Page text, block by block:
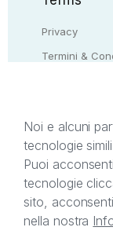
Privacy
Termini &
Il
C.F.
titolare
afferenti
sul sito
Noi e alcuni
tecnologie
Puoi
tecnologie
sito,
nella nostra